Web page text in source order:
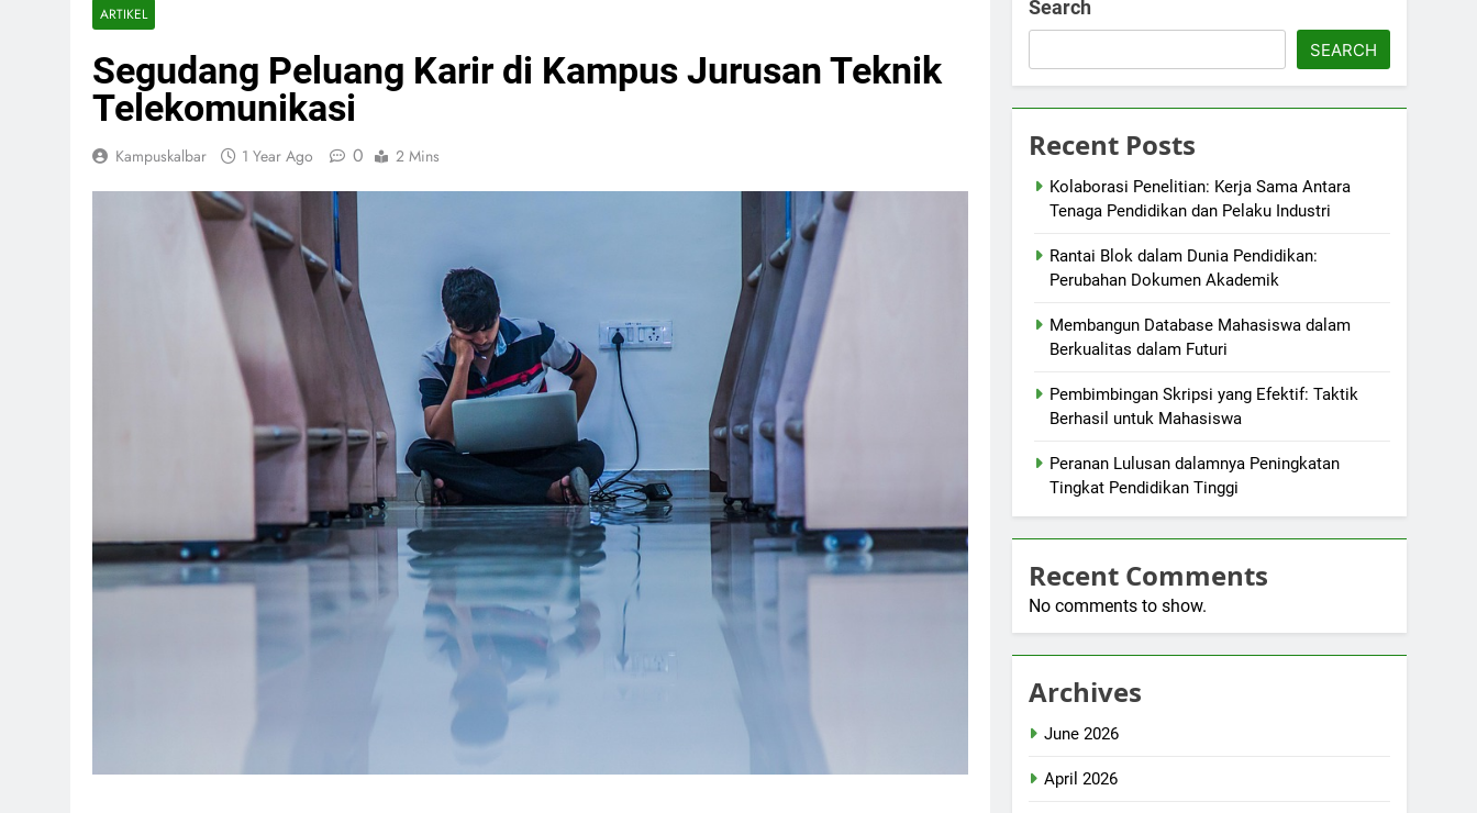
ARTIKEL
Segudang Peluang Karir di Kampus Jurusan Teknik
Telekomunikasi
Kampuskalbar 1 Year Ago 0 2 Mins
Search
SEARCH
Recent Posts
Kolaborasi Penelitian: Kerja Sama Antara
Tenaga Pendidikan dan Pelaku Industri
Rantai Blok dalam Dunia Pendidikan:
Perubahan Dokumen Akademik
Membangun Database Mahasiswa dalam
Berkualitas dalam Futuri
Pembimbingan Skripsi yang Efektif: Taktik
Berhasil untuk Mahasiswa
Peranan Lulusan dalamnya Peningkatan
Tingkat Pendidikan Tinggi
Recent Comments
No comments to show.
Archives
June 2026
April 2026